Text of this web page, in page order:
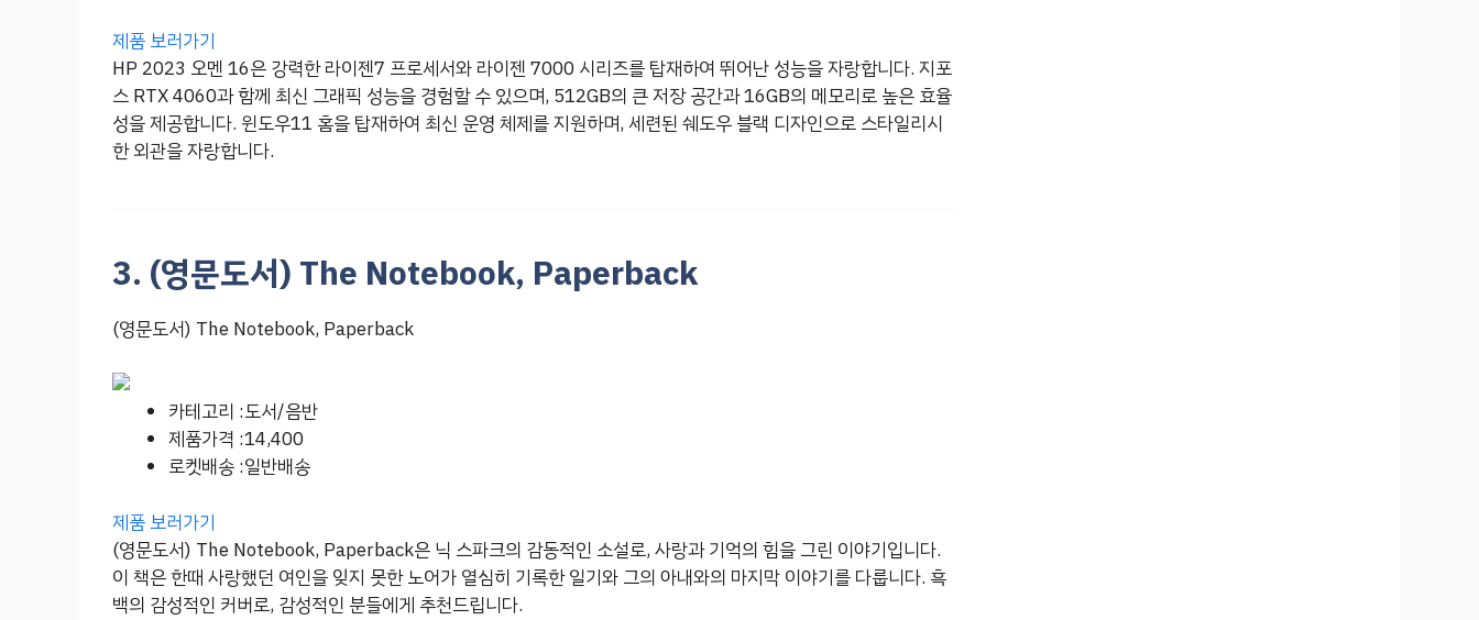
제품 보러가기
HP 2023 오멘 16은 강력한 라이젠7 프로세서와 라이젠 7000 시리즈를 탑재하여 뛰어난 성능을 자랑합니다. 지포
스 RTX 4060과 함께 최신 그래픽 성능을 경험할 수 있으며, 512GB의 큰 저장 공간과 16GB의 메모리로 높은 효율
성을 제공합니다. 윈도우11 홈을 탑재하여 최신 운영 체제를 지원하며, 세련된 쉐도우 블랙 디자인으로 스타일리시
한 외관을 자랑합니다.
3. (영문도서) The Notebook, Paperback
(영문도서) The Notebook, Paperback
카테고리 :도서/음반
제품가격 :14,400
로켓배송 :일반배송
제품 보러가기
(영문도서) The Notebook, Paperback은 닉 스파크의 감동적인 소설로, 사랑과 기억의 힘을 그린 이야기입니다.
이 책은 한때 사랑했던 여인을 잊지 못한 노어가 열심히 기록한 일기와 그의 아내와의 마지막 이야기를 다룹니다. 흑
백의 감성적인 커버로, 감성적인 분들에게 추천드립니다.